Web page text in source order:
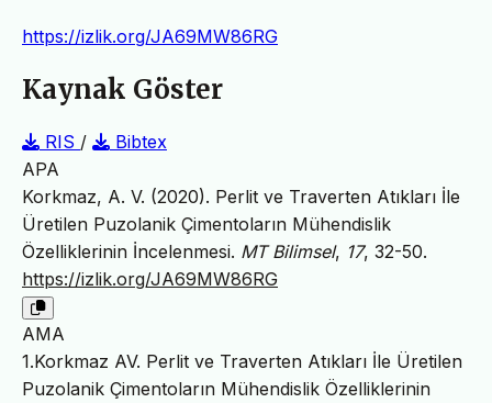
https://izlik.org/JA69MW86RG
Kaynak Göster
RIS /
Bibtex
APA
Korkmaz, A. V. (2020). Perlit ve Traverten Atıkları İle
Üretilen Puzolanik Çimentoların Mühendislik
Özelliklerinin İncelenmesi. MT Bilimsel, 17, 32-50.
https://izlik.org/JA69MW86RG
AMA
1.Korkmaz AV. Perlit ve Traverten Atıkları İle Üretilen
Puzolanik Çimentoların Mühendislik Özelliklerinin